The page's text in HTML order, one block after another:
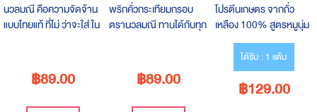
นวลมณี คือความจัดจ้าน
แบบไทยแท้ ที่ไม่ ว่าจะใส่ ใน
ๆ อย่างไม่มีข้อยกเว้น
฿89.00
พริกคั่วกระเทียมกรอบ
ตรานวลมณี ทานได้กับทุก
฿89.00
โปรตีนเกษตร จากถั่ว
เหลือง 100% สูตรหมูนุ่ม
(เจ) ตรา Vous Assez
Textured Soy Protein
ขนาด 500 กรัม
ได้รับ : 1 แต้ม
฿129.00